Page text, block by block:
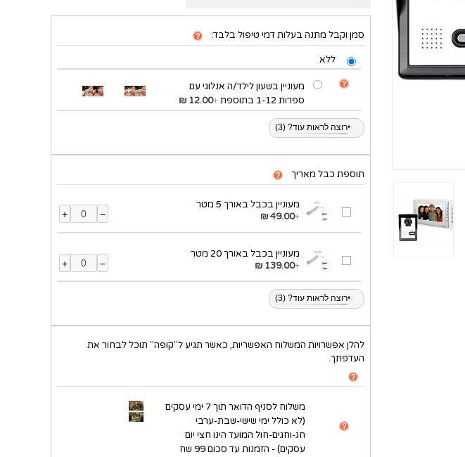
סמן וקבל מתנה בעלות דמי טיפול בלבד:
ללא
מעוניין בשעון לילד/ה אנלוגי עם
ספרות 1-12 בתוספת
+
12.00 ₪
•• רוצה לראות עוד? (3)
תוספת כבל מאריך
מעוניין בכבל באורך 5 מטר
+
49.00 ₪
−
+
מעוניין בכבל באורך 20 מטר
+
139.00 ₪
−
+
•• רוצה לראות עוד? (3)
להלן אפשרויות המשלוח האפשריות, כאשר תגיע ל"קופה" תוכל לבחור את
העדפתך.
משלוח לסניף הדואר תוך 7 ימי עסקים
(לא כולל ימי שישי-שבת-ערבי
חג-וחגים-חול המועד הינו חצי יום
עסקים) - הזמנות עד סכום 99 שח